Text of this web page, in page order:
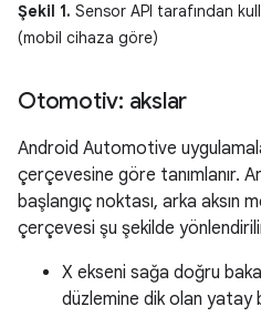
Şekil 1. Sensor API tarafından
(mobil cihaza göre)
Otomotiv: akslar
Android Automotive
çerçevesine göre tanımlanır.
başlangıç noktası, arka aksın
çerçevesi şu şekilde
X ekseni sağa doğru
düzlemine dik olan yatay